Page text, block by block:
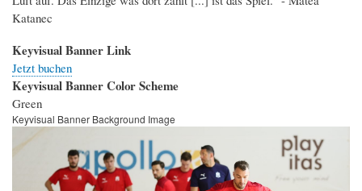
Katanec
Keyvisual Banner Link
Jetzt buchen
Keyvisual Banner Color Scheme
Green
Keyvisual Banner Background Image